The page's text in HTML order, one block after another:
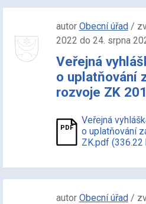
autor Obecní úřad/
2022 do 24. srpna
Veřejná
o uplatňování
rozvoje ZK
Veřejná
o uplatňování
ZK.pdf (336.22
autor Obecní úřad/